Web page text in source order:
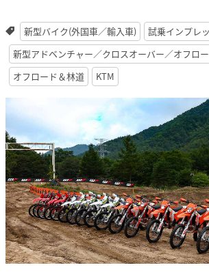
新型バイク(外国車／輸入車)
試乗インプレ
新型アドベンチャー／クロスオーバー／オフロ
オフロード＆林道
KTM